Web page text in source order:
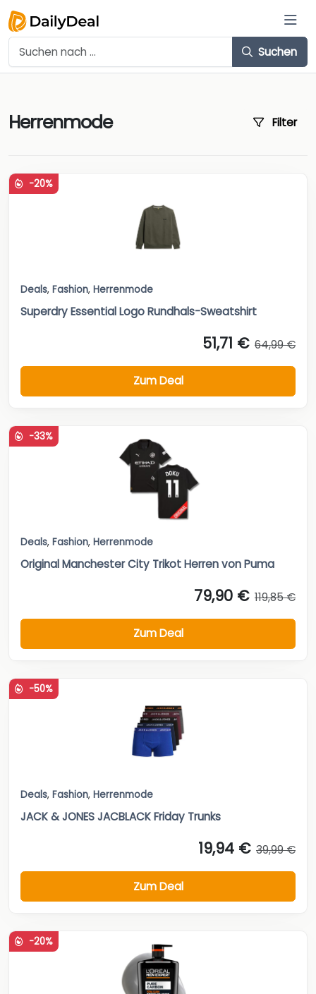
Suchen
Herrenmode Filter
-20%
Deals, Fashion, Herrenmode
Superdry Essential Logo Rundhals-Sweatshirt
51,71 € 64,99 €
Zum Deal
-33%
Deals, Fashion, Herrenmode
Original Manchester City Trikot Herren von Puma
79,90 € 119,85 €
Zum Deal
-50%
Deals, Fashion, Herrenmode
JACK & JONES JACBLACK Friday Trunks
19,94 € 39,99 €
Zum Deal
-20%